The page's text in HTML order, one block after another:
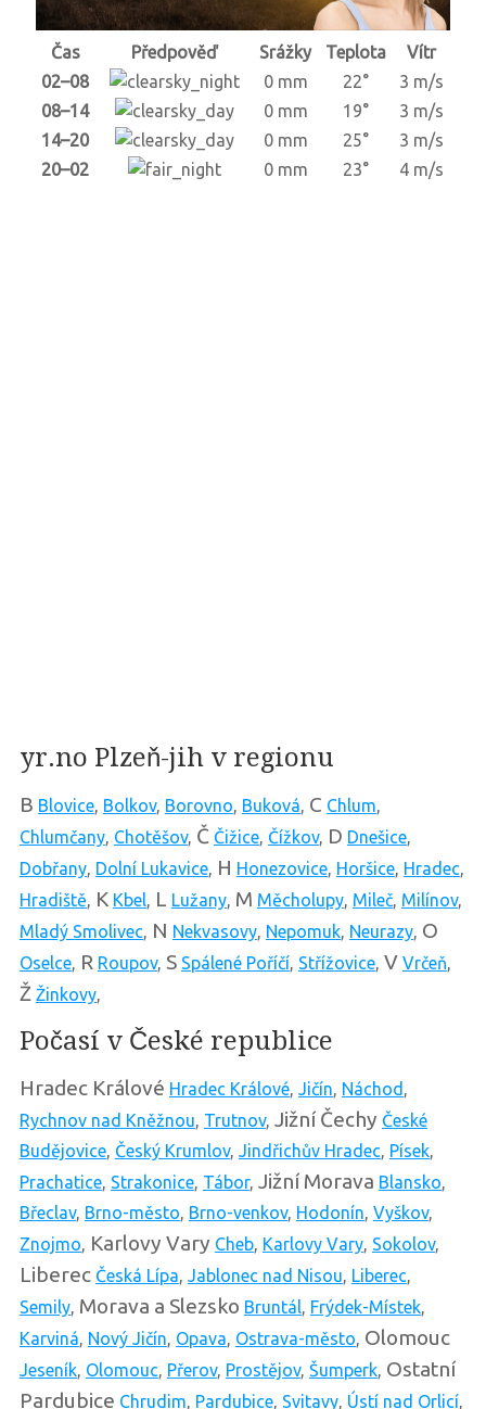
Čas Předpověď Srážky Teplota
Vítr
02–08
0 mm 22°
3 m/s
08–14
0 mm 19°
3 m/s
14–20
0 mm 25°
3 m/s
20–02
0 mm 23° 4 m/s
yr.no Plzeň-jih v regionu
B Blovice, Bolkov, Borovno, Buková, C Chlum,
Chlumčany, Chotěšov, Č Čižice, Čížkov, D Dnešice,
Dobřany, Dolní Lukavice, H Honezovice, Horšice, Hradec,
Hradiště, K Kbel, L Lužany, M Měcholupy, Mileč, Milínov,
Mladý Smolivec, N Nekvasovy, Nepomuk, Neurazy, O
Oselce, R Roupov, S Spálené Poříčí, Střížovice, V Vrčeň,
Ž Žinkovy,
Počasí v České republice
Hradec Králové Hradec Králové, Jičín, Náchod ,
Rychnov nad Kněžnou, Trutnov, Jižní Čechy České
Budějovice, Český Krumlov, Jindřichův Hradec, Písek,
Prachatice, Strakonice, Tábor, Jižní Morava Blansko,
Břeclav, Brno-město, Brno-venkov, Hodonín, Vyškov,
Znojmo, Karlovy Vary Cheb, Karlovy Vary, Sokolov,
Liberec Česká Lípa, Jablonec nad Nisou, Liberec,
Semily, Morava a Slezsko Bruntál, Frýdek-Místek,
Karviná, Nový Jičín, Opava, Ostrava-město, Olomouc
Jeseník, Olomouc, Přerov, Prostějov, Šumperk, Ostatní
Pardubice Chrudim, Pardubice, Svitavy, Ústí nad Orlicí,